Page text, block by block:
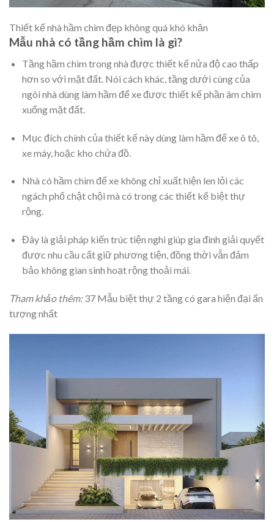
Thiết kế nhà hầm chìm đẹp không quá khó khăn
Mẫu nhà có tầng hầm chìm là gì?
Tầng hầm chìm trong nhà được thiết kế nửa độ cao thấp
hơn so với mặt đất. Nói cách khác, tầng dưới cùng của
ngôi nhà dùng làm hầm để xe được thiết kế phần âm chìm
xuống mặt đất.
Mục đích chính của thiết kế này dùng làm hầm để xe ô tô,
xe máy, hoặc kho chứa đồ.
Nhà có hầm chìm để xe không chỉ xuất hiện len lỏi các
ngách phố chật chội mà có trong các thiết kế biệt thự
rộng.
Đây là giải pháp kiến trúc tiện nghi giúp gia đình giải quyết
được nhu cầu cất giữ phương tiện, đồng thời vẫn đảm
bảo không gian sinh hoạt rộng thoải mái.
Tham khảo thêm:37 Mẫu biệt thự 2 tầng có gara hiện đại ấn
tượng nhất